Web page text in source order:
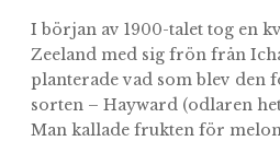
I början av 1900-talet tog en
Zeeland med sig frön från
planterade vad som blev den
sorten – Hayward (odlaren
Man kallade frukten för